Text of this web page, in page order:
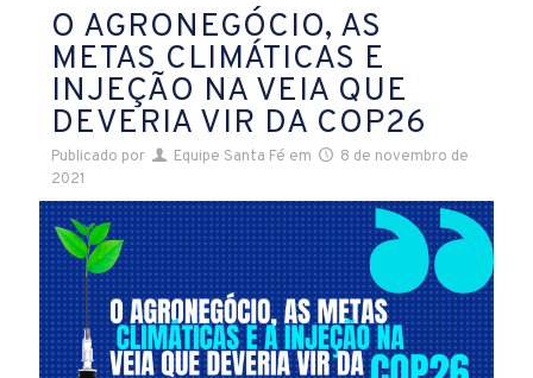
O AGRONEGÓCIO, AS
METAS CLIMÁTICAS E
INJEÇÃO NA VEIA QUE
DEVERIA VIR DA COP26
Publicado por Equipe Santa Fé em
8 de novembro de
2021